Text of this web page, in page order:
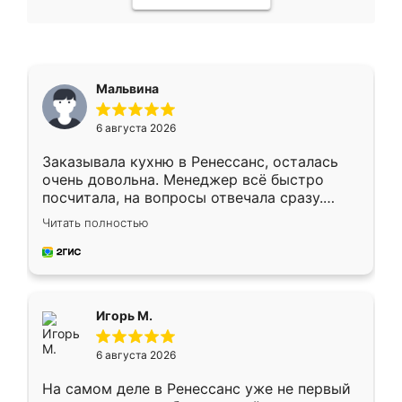
Мальвина
6 августа 2026
Заказывала кухню в Ренессанс, осталась
очень довольна. Менеджер всё быстро
посчитала, на вопросы отвечала сразу.
Замерщик приехал в субботу, подошёл к
делу со всей ответственностью. Собрали
за день, ребята работали аккуратно, даже
Читать полностью
Игорь М.
6 августа 2026
На самом деле в Ренессанс уже не первый